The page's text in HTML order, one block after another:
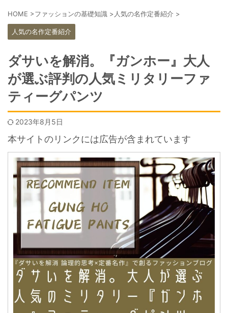
HOME >ファッションの基礎知識 > 人気の名作定番紹介 >
人気の名作定番紹介
ダサいを解消。『ガンホー』大人
が選ぶ評判の人気ミリタリーファ
ティーグパンツ
2023年8月5日
本サイトのリンクには広告が含まれています